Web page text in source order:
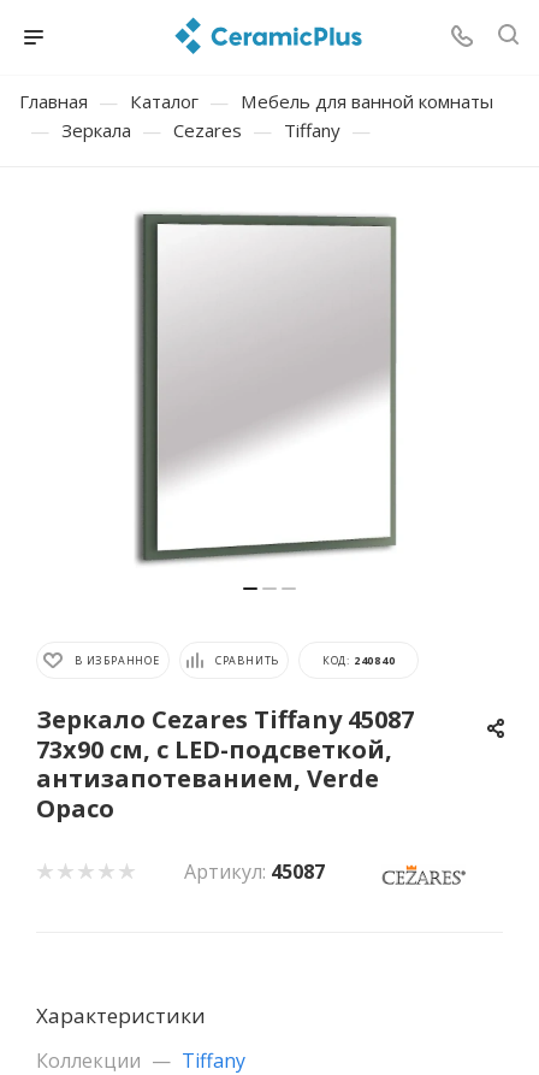
Главная — Каталог — Мебель для ванной комнаты
— Зеркала — Cezares — Tiffany —
В ИЗБРАННОЕ СРАВНИТЬ КОД: 240840
Зеркало Cezares Tiffany 45087
73x90 см, с LED-подсветкой,
антизапотеванием, Verde
Opaco
Артикул: 45087
Характеристики
Коллекции — Tiffany